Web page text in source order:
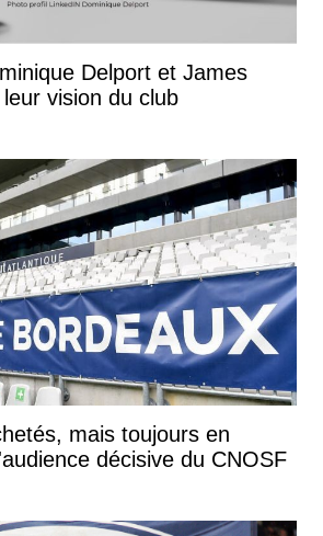
Delport et James
vision du club
mais toujours en
décisive du CNOSF